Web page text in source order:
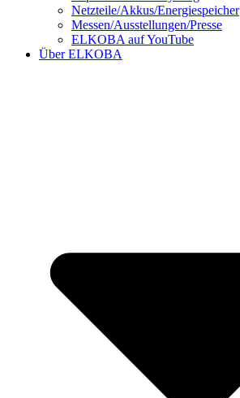
Netzteile/Akkus/Energiespeicher
Messen/Ausstellungen/Presse
ELKOBA auf YouTube
Über ELKOBA